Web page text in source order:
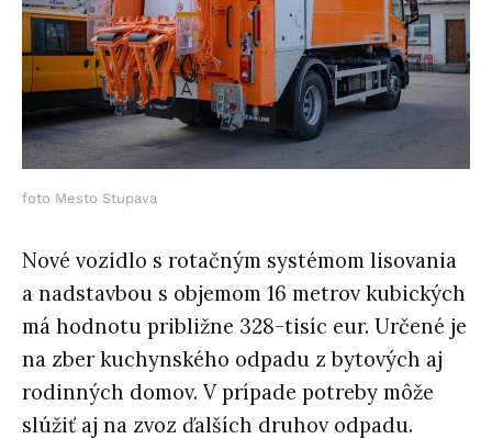
foto Mesto Stupava
Nové vozidlo s rotačným systémom lisovania
a nadstavbou s objemom 16 metrov kubických
má hodnotu približne 328-tisíc eur. Určené je
na zber kuchynského odpadu z bytových aj
rodinných domov. V prípade potreby môže
slúžiť aj na zvoz ďalších druhov odpadu.